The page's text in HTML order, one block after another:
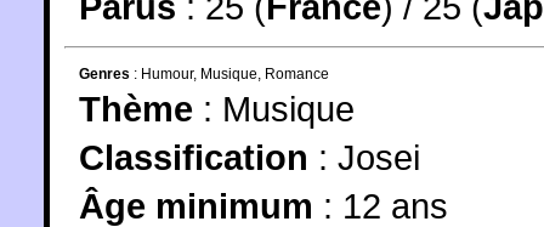
Genres : Humour, Musique Romance
Thème : Musique
Classification : Josei
Âge minimum : 12 ans